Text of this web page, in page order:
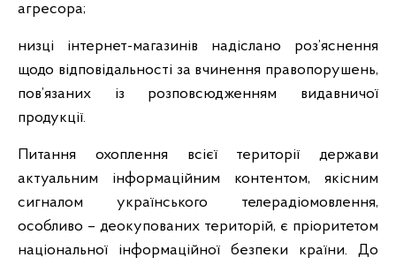
агресора;
низці інтернет-магазинів надіслано роз’яснення
щодо відповідальності за вчинення правопорушень,
пов’язаних із розповсюдженням видавничої
продукції.
Питання охоплення всієї території держави
актуальним інформаційним контентом, якісним
сигналом українського телерадіомовлення,
особливо – деокупованих територій, є пріоритетом
національної інформаційної безпеки країни. До